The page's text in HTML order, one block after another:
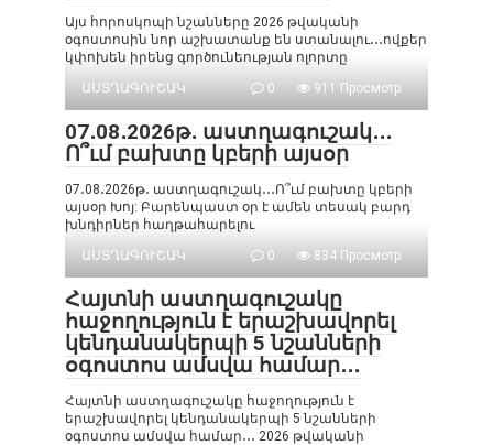
Այս հորոսկոպի նշանները 2026 թվականի
օգոստոսին նոր աշխատանք են ստանալու․․․ովքեր
կփոխեն իրենց գործունեության ոլորտը
ԱՍՏՂԱԳՈՒՇԱԿ
0 911 Просмотр
07․08․2026թ․ աստղագուշակ․․․
Ո՞ւմ բախտը կբերի այսօր
07․08․2026թ․ աստղագուշակ․․․Ո՞ւմ բախտը կբերի
այսօր Խոյ: Բարենպաստ օր է ամեն տեսակ բարդ
խնդիրներ հաղթահարելու
ԱՍՏՂԱԳՈՒՇԱԿ
0 834 Просмотр
Հայտնի աստղագուշակը
հաջողություն է երաշխավորել
կենդանակերպի 5 նշանների
օգոստոս ամսվա համար․․․
Հայտնի աստղագուշակը հաջողություն է
երաշխավորել կենդանակերպի 5 նշանների
օգոստոս ամսվա համար․․․ 2026 թվականի